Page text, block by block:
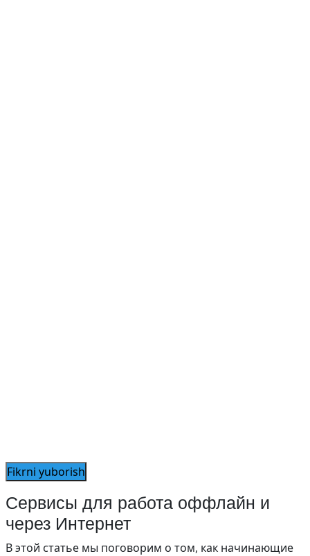
Сервисы для работа оффлайн и
через Интернет
В этой статье мы поговорим о том, как начинающие